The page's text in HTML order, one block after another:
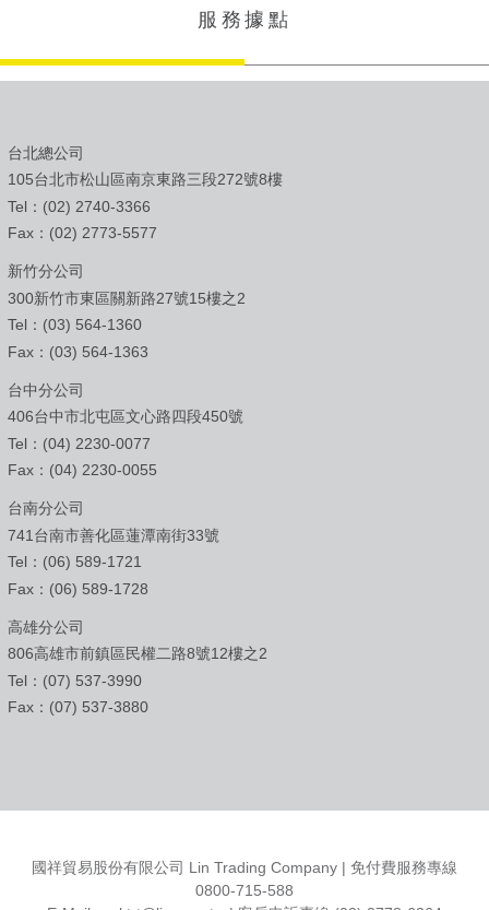
服務據點
台北總公司
105台北市松山區南京東路三段272號8樓
Tel：(02) 2740-3366
Fax：(02) 2773-5577
新竹分公司
300新竹市東區關新路27號15樓之2
Tel：(03) 564-1360
Fax：(03) 564-1363
台中分公司
406台中市北屯區文心路四段450號
Tel：(04) 2230-0077
Fax：(04) 2230-0055
台南分公司
741台南市善化區蓮潭南街33號
Tel：(06) 589-1721
Fax：(06) 589-1728
高雄分公司
806高雄市前鎮區民權二路8號12樓之2
Tel：(07) 537-3990
Fax：(07) 537-3880
國祥貿易股份有限公司 Lin Trading Company | 免付費服務專線
0800-715-588